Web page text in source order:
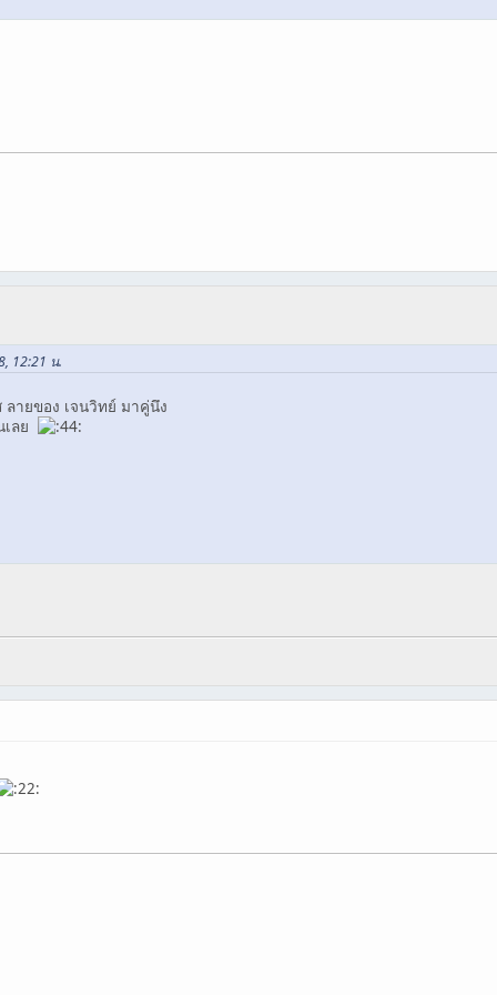
12:21 น.
ลายของ เจนวิทย์ มาคู่นึง
ลย